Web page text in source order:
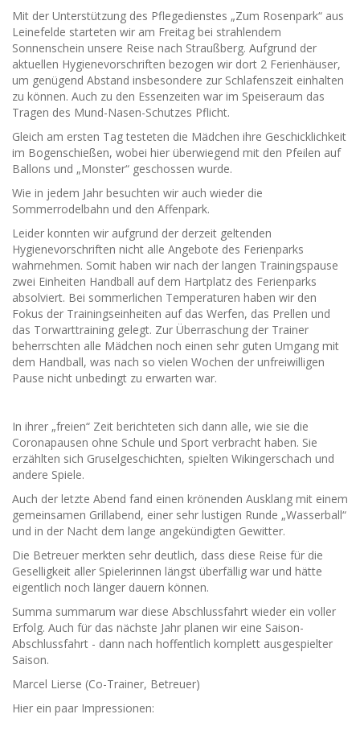
Mit der Unterstützung des Pflegedienstes „Zum Rosenpark“ aus
Leinefelde starteten wir am Freitag bei strahlendem
Sonnenschein unsere Reise nach Straußberg. Aufgrund der
aktuellen Hygienevorschriften bezogen wir dort 2 Ferienhäuser,
um genügend Abstand insbesondere zur Schlafenszeit einhalten
zu können. Auch zu den Essenzeiten war im Speiseraum das
Tragen des Mund-Nasen-Schutzes Pflicht.
Gleich am ersten Tag testeten die Mädchen ihre Geschicklichkeit
im Bogenschießen, wobei hier überwiegend mit den Pfeilen auf
Ballons und „Monster“ geschossen wurde.
Wie in jedem Jahr besuchten wir auch wieder die
Sommerrodelbahn und den Affenpark.
Leider konnten wir aufgrund der derzeit geltenden
Hygienevorschriften nicht alle Angebote des Ferienparks
wahrnehmen. Somit haben wir nach der langen Trainingspause
zwei Einheiten Handball auf dem Hartplatz des Ferienparks
absolviert. Bei sommerlichen Temperaturen haben wir den
Fokus der Trainingseinheiten auf das Werfen, das Prellen und
das Torwarttraining gelegt. Zur Überraschung der Trainer
beherrschten alle Mädchen noch einen sehr guten Umgang mit
dem Handball, was nach so vielen Wochen der unfreiwilligen
Pause nicht unbedingt zu erwarten war.
In ihrer „freien“ Zeit berichteten sich dann alle, wie sie die
Coronapausen ohne Schule und Sport verbracht haben. Sie
erzählten sich Gruselgeschichten, spielten Wikingerschach und
andere Spiele.
Auch der letzte Abend fand einen krönenden Ausklang mit einem
gemeinsamen Grillabend, einer sehr lustigen Runde „Wasserball“
und in der Nacht dem lange angekündigten Gewitter.
Die Betreuer merkten sehr deutlich, dass diese Reise für die
Geselligkeit aller Spielerinnen längst überfällig war und hätte
eigentlich noch länger dauern können.
Summa summarum war diese Abschlussfahrt wieder ein voller
Erfolg. Auch für das nächste Jahr planen wir eine Saison-
Abschlussfahrt - dann nach hoffentlich komplett ausgespielter
Saison.
Marcel Lierse (Co-Trainer, Betreuer)
Hier ein paar Impressionen: